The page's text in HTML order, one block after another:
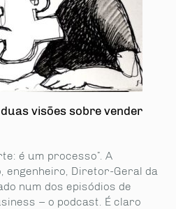
visões sobre vender
é um processo”. A
engenheiro, Diretor-Geral da
num dos episódios de
– o podcast. É claro